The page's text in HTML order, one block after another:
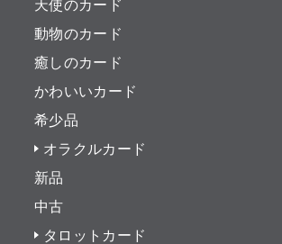
天使のカード
動物のカード
癒しのカード
かわいいカード
希少品
オラクルカード
新品
中古
タロットカード